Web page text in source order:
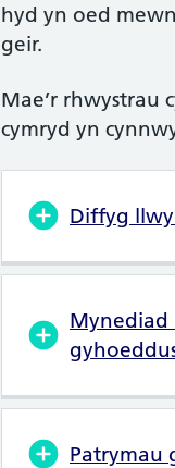
hyd yn oed
geir.
Mae’r rhwystrau
cymryd yn
Diffyg
Patrymau